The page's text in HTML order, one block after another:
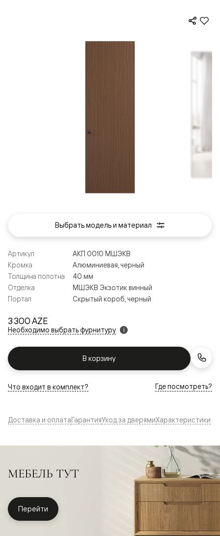
3 300 AZE
Необходимо выбрать фурнитуру i
В корзину
Артикул
АКП 0010 МШЭКВ
Кромка
Алюминиевая, черный
Толщина полотна
40 мм
Отделка
МШЭКВ Экзотик винный
Портал
Скрытый короб, черный
Что входит в комплект? Где посмотреть?
Выбрать модель и материал
Доставка и оплатаГарантияУход за дверямиХарактеристики
МЕБЕЛЬ ТУТ
Перейти